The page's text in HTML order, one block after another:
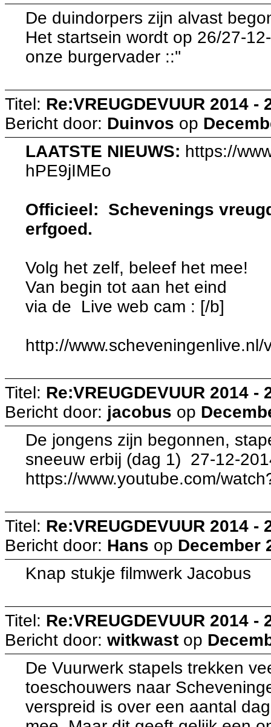
De duindorpers zijn alvast
Het startsein wordt op 26/27-
onze burgervader ::''
Titel: Re:VREUGDEVUUR 2014 -
Bericht door: Duinvos op
LAATSTE NIEUWS: https://
hPE9jIMEo
Officieel: Schevenings
erfgoed.
Volg het zelf, beleef het mee!
Van begin tot aan het eind
via de Live web cam : [/b]
http://
Titel: Re:VREUGDEVUUR 2014 -
Bericht door: jacobus op
De jongens zijn begonnen,
sneeuw erbij (dag 1) 27-12-
https://www.youtube.com/
Titel: Re:VREUGDEVUUR 2014 -
Bericht door: Hans op December
Knap stukje filmwerk Jacobus
Titel: Re:VREUGDEVUUR 2014 -
Bericht door: witkwast op
De Vuurwerk stapels trekken
toeschouwers naar
verspreid is over een aantal